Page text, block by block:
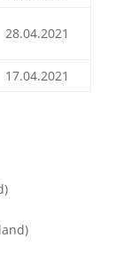
28.04.2021
17.04.2021